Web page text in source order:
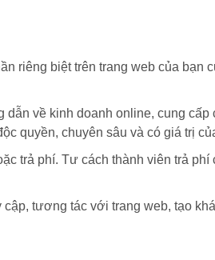
riêng biệt trên trang web của
về kinh doanh online, cung
quyền, chuyên sâu và có giá trị
trả phí. Tư cách thành viên trả
tương tác với trang web, tạo